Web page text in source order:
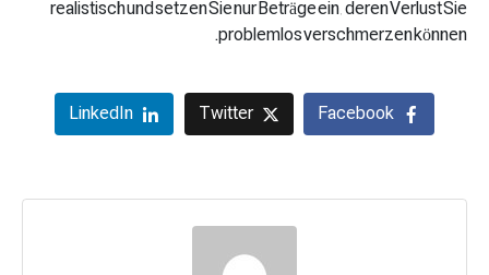
realistisch und setzen Sie nur Beträge ein, deren Verlust Sie
problemlos verschmerzen können.
Facebook
Twitter
LinkedIn